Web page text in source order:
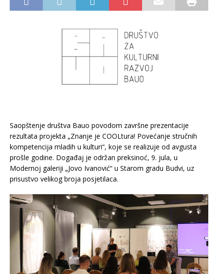
Saopštenje društva Bauo povodom završne prezentacije
rezultata projekta „Znanje je COOLtura! Povećanje stručnih
kompetencija mladih u kulturi“, koje se realizuje od avgusta
prošle godine. Događaj je održan preksinoć, 9. jula, u
Modernoj galeriji „Jovo Ivanović“ u Starom gradu Budvi, uz
prisustvo velikog broja posjetilaca.